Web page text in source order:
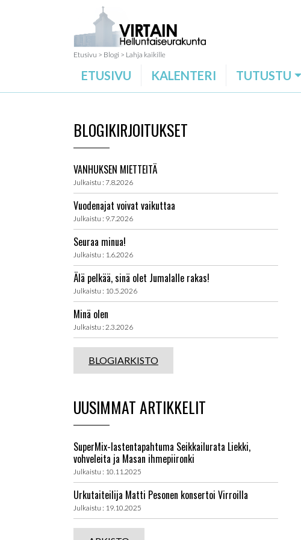
Etusivu > Blogi > Lahja kaikille
ETUSIVU KALENTERI TUTUSTU
BLOGIKIRJOITUKSET
VANHUKSEN MIETTEITÄ
Julkaistu : 7.8.2026
Vuodenajat voivat vaikuttaa
Julkaistu : 9.7.2026
Seuraa minua!
Julkaistu : 1.6.2026
Älä pelkää, sinä olet Jumalalle rakas!
Julkaistu : 10.5.2026
Minä olen
Julkaistu : 2.3.2026
BLOGIARKISTO
UUSIMMAT ARTIKKELIT
SuperMix-lastentapahtuma Seikkailurata Liekki,
vohveleita ja Masan ihmepiironki
Julkaistu : 10.11.2025
Urkutaiteilija Matti Pesonen konsertoi Virroilla
Julkaistu : 19.10.2025